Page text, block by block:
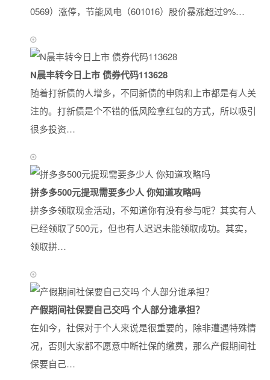
0569）涨停，节能风电（601016）股价暴涨超过9%…
N晨丰转今日上市 债券代码113628
随着打新债的人增多，不同新债的申购和上市都是有人关
注的。打新债是个不错的低风险拿红包的方式，所以吸引
很多投资…
拼多多500元提现需要多少人 你知道攻略吗
拼多多领取现金活动，不知道你有没有参与呢？其实有人
已经领取了500元，但也有人迟迟未能领取成功。其实，
领取拼…
产假期间社保要自己交吗 个人部分谁承担？
在如今，社保对于个人来说是很重要的，除非遭遇特殊情
况，否则大家都不愿意中断社保的缴费，那么产假期间社
保要自己…